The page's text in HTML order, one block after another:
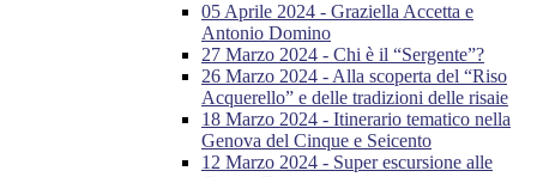
05 Aprile 2024 - Graziella Accetta e
Antonio Domino
27 Marzo 2024 - Chi è il “Sergente”?
26 Marzo 2024 - Alla scoperta del “Riso
Acquerello” e delle tradizioni delle risaie
18 Marzo 2024 - Itinerario tematico nella
Genova del Cinque e Seicento
12 Marzo 2024 - Super escursione alle